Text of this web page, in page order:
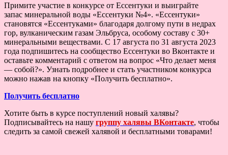
Примите участие в конкурсе от Ессентуки и выиграйте
запас минеральной воды «Ессентуки №4». «Ессентуки»
становятся «Ессентуками» благодаря долгому пути в недрах
гор, вулканическим газам Эльбруса, особому составу с 30+
минеральными веществами. С 17 августа по 31 августа 2023
года подпишитесь на сообщество Ессентуки во Вконтакте и
оставьте комментарий с ответом на вопрос «Что делает меня
— собой?». Узнать подробнее и стать участником конкурса
можно нажав на кнопку «Получить бесплатно».
Получить бесплатно
Хотите быть в курсе поступлений новый халявы?
Подписывайтесь на нашу группу халявы ВКонтакте, чтобы
следить за самой свежей халявой и бесплатными товарами!